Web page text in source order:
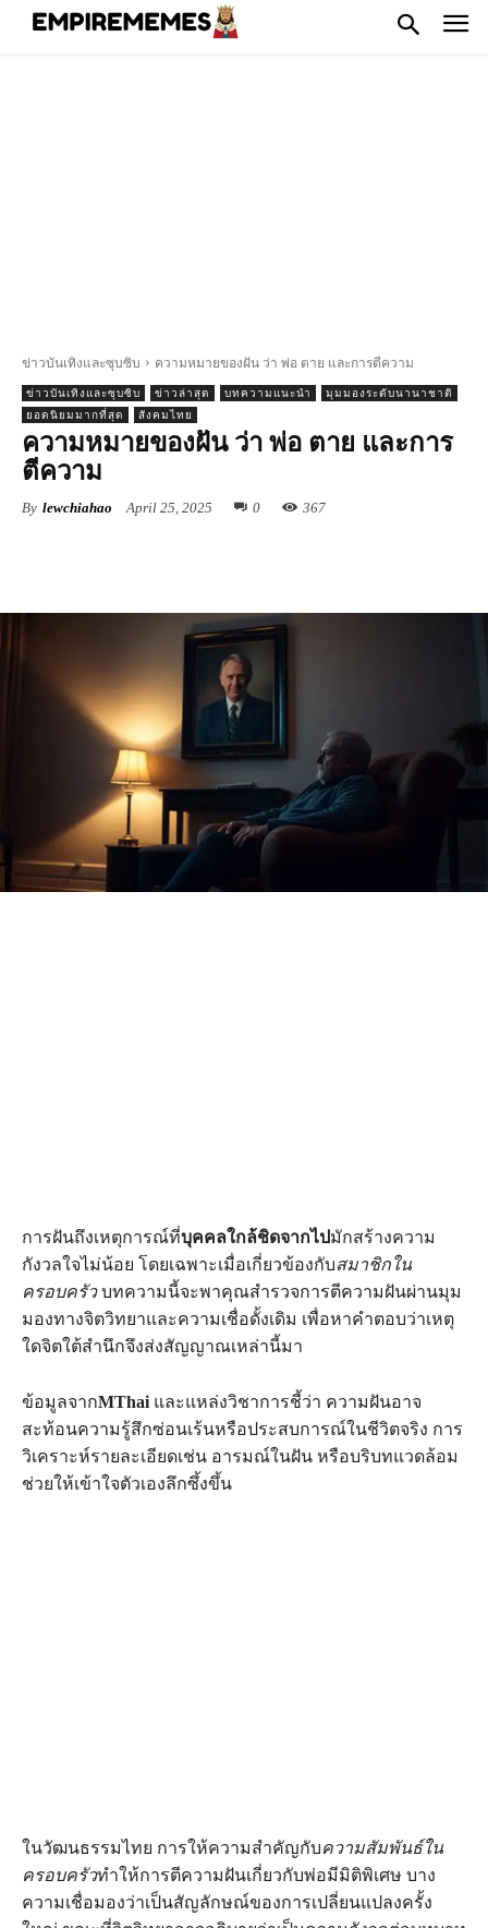
ข่าวบันเทิงและซุบซิบ ความหมายของฝัน ว่า พ่อ ตาย และการตีความ
ข่าวบันเทิงและซุบซิบ ข่าวล่าสุด บทความแนะนำ
มุมมองระดับนานาชาติ
ยอดนิยมมากที่สุด
สังคมไทย
ความหมายของฝัน ว่า พ่อ ตาย และการ
ตีความ
By lewchiahao April 25, 2025 0 367
การฝันถึงเหตุการณ์ที่บุคคลใกล้ชิดจากไปมักสร้างความ
กังวลใจไม่น้อย โดยเฉพาะเมื่อเกี่ยวข้องกับสมาชิกใน
ครอบครัวบทความนี้จะพาคุณสำรวจการตีความฝันผ่านมุม
มองทางจิตวิทยาและความเชื่อดั้งเดิม เพื่อหาคำตอบว่าเหตุ
ใดจิตใต้สำนึกจึงส่งสัญญาณเหล่านี้มา
ข้อมูลจากMThai และแหล่งวิชาการชี้ว่า ความฝันอาจ
สะท้อนความรู้สึกซ่อนเร้นหรือประสบการณ์ในชีวิตจริง การ
วิเคราะห์รายละเอียดเช่น อารมณ์ในฝัน หรือบริบทแวดล้อม
ช่วยให้เข้าใจตัวเองลึกซึ้งขึ้น
ในวัฒนธรรมไทย การให้ความสำคัญกับความสัมพันธ์ใน
ครอบครัวทำให้การตีความฝันเกี่ยวกับพ่อมีมิติพิเศษ บาง
ความเชื่อมองว่าเป็นสัญลักษณ์ของการเปลี่ยนแปลงครั้ง